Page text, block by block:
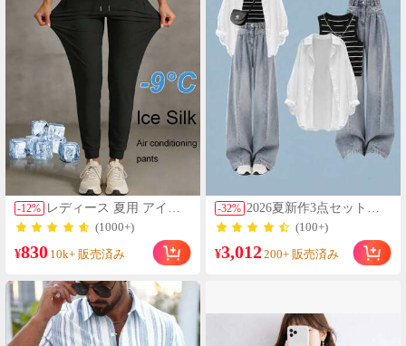
-12% レディース 夏用 アイス
シルク 通気性 ランニン
グパンツ、速乾 軽量 ス
ポーツパンツ ジッパーポ
ケット & ウエストバンド
付き フィットネス & ジ
ョギング用 ブラック、ア
スレジャー
(1000+)
¥830 10k+ 販売済み
-32% 2026夏新作3点セット肌
触り良好 綿レーヨン混紡
+ストレッチデニム ルー
ズシャツ+ノースリーブ
インナー+ワイドデニム
ーサイズシルエット アウ
ター兼用シャツ
(100+)
¥3,012200+ 販売済み